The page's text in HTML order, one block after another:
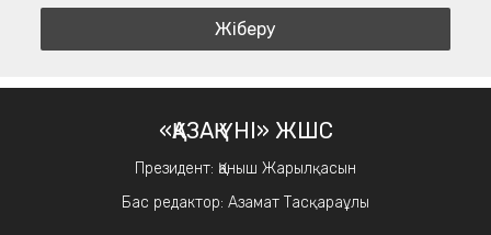
«ҚАЗАҚ ҮНІ» ЖШС
Президент: Қаныш Жарылқасын
Бас редактор: Азамат Тасқараұлы